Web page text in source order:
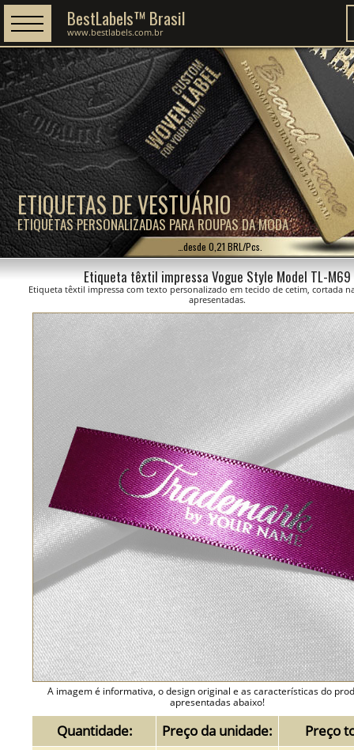
ETIQUETAS DE VESTUÁRIO
ETIQUETAS PERSONALIZADAS PARA ROUPAS DA MODA
BestLabels™ Brasil
www.bestlabels.com.br
…desde 0,21 BRL/Pcs.
Etiqueta têxtil impressa Vogue Style Model TL-M69
Etiqueta têxtil impressa com texto personalizado em tecido de cetim, cortada
apresentadas.
A imagem é informativa, o design original e as características do
apresentadas abaixo!
Quantidade: Preço da unidade: Preço